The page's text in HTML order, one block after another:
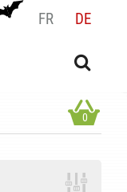
FR DE
OK
0